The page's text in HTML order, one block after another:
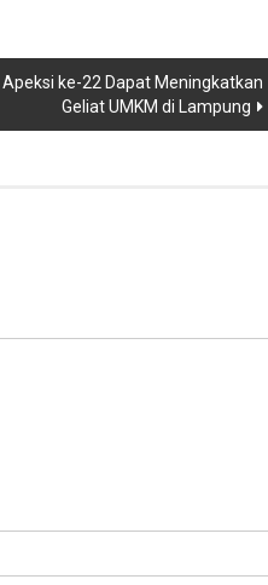
ke-22 Dapat Meningkatkan
Geliat UMKM di Lampung